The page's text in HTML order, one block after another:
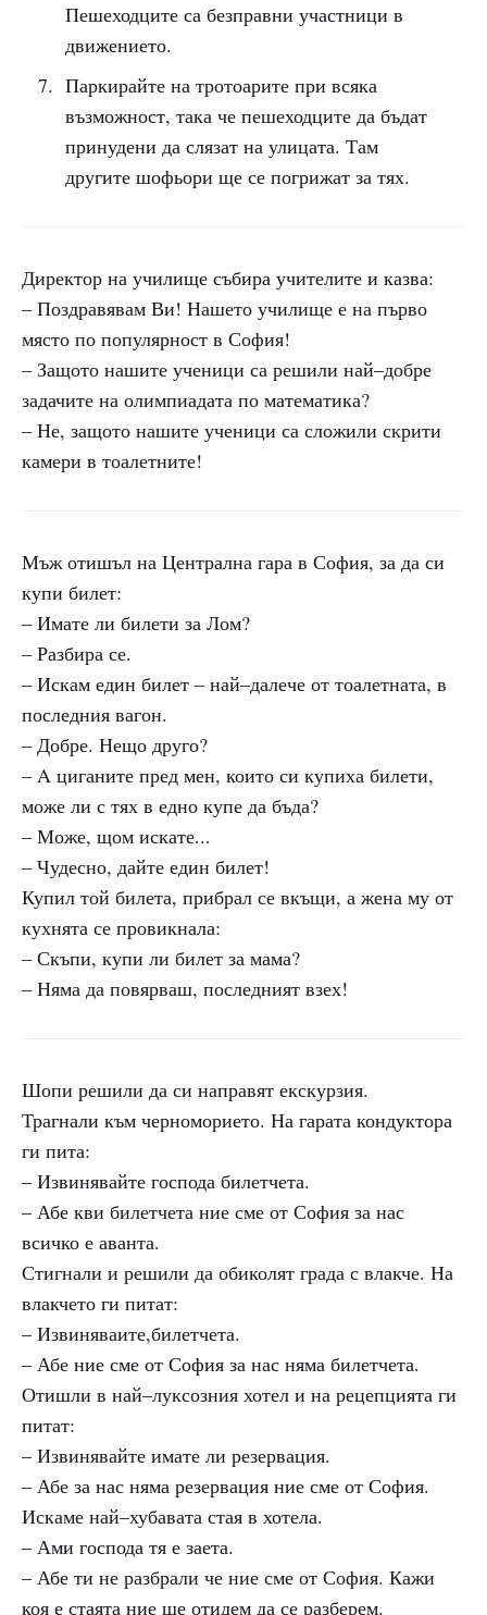
Пешеходците са безправни участници в
движението.
Паркирайте на тротоарите при всяка
възможност, така че пешеходците да бъдат
принудени да слязат на улицата. Там
другите шофьори ще се погрижат за тях.
Директор на училище събира учителите и казва:
– Поздравявам Ви! Нашето училище е на първо
място по популярност в София!
– Защото нашите ученици са решили най–добре
задачите на олимпиадата по математика?
– Не, защото нашите ученици са сложили скрити
камери в тоалетните!
Мъж отишъл на Централна гара в София, за да си
купи билет:
– Имате ли билети за Лом?
– Разбира се.
– Искам един билет – най–далече от тоалетната, в
последния вагон.
– Добре. Нещо друго?
– A циганите пред мен, които си купиха билети,
може ли с тях в едно купе да бъда?
– Може, щом искате...
– Чудесно, дайте един билет!
Купил той билета, прибрал се вкъщи, а жена му от
кухнята се провикнала:
– Скъпи, купи ли билет за мама?
– Няма да повярваш, последният взех!
Шопи решили да си направят екскурзия.
Трагнали към черноморието. На гарата кондуктора
ги пита:
– Извинявайте господа билетчета.
– Абе кви билетчета ние сме от София за нас
всичко е аванта.
Стигнали и решили да обиколят града с влакче. На
влакчето ги питат:
– Извиняваите,билетчета.
– Абе ние сме от София за нас няма билетчета.
Отишли в най–луксозния хотел и на рецепцията ги
питат:
– Извинявайте имате ли резервация.
– Абе за нас няма резервация ние сме от София.
Искаме най–хубавата стая в хотела.
– Ами господа тя е заета.
– Абе ти не разбрали че ние сме от София. Кажи
коя е стаята ние ще отидем да се разберем.